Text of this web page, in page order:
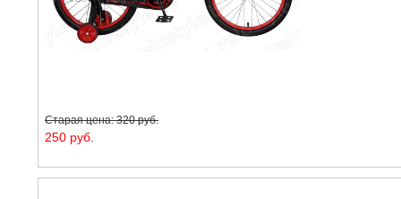
Старая цена: 320 руб.
250 руб.